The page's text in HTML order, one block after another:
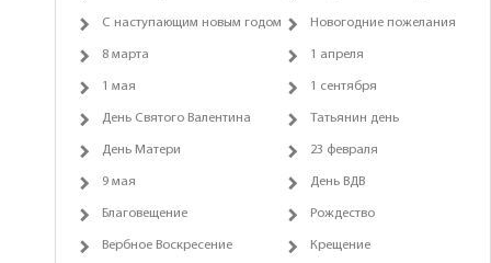
С наступающим новым годом Новогодние пожелания
8 марта 1 апреля
1 мая 1 сентября
День Святого Валентина Татьянин день
День Матери 23 февраля
9 мая День ВДВ
Благовещение Рождество
Вербное Воскресение Крещение